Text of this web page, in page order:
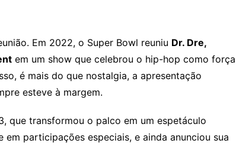
Em 2022, o Super Bowl reuniu Dr. Dre,
em um show que celebrou o hip-hop como força
é mais do que nostalgia, a apresentação
esteve à margem.
que transformou o palco em um espetáculo
participações especiais, e ainda anunciou sua